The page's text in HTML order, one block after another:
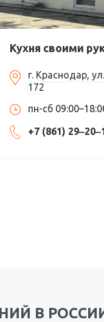
Кухня своими
г. Краснодар,
172
пн-сб
+7 (861)
В